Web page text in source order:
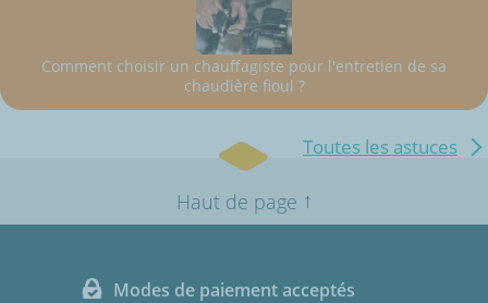
Comment choisir un chauffagiste pour l'entretien de sa
chaudière fioul ?
Toutes les astuces
Haut de page ↑
Modes de paiement acceptés